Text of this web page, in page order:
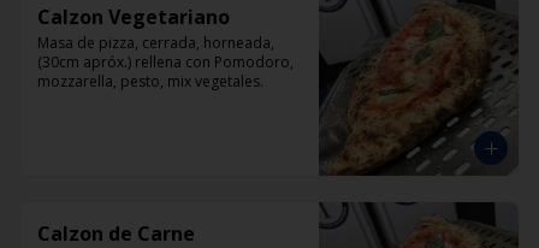
Calzon Vegetariano
Masa de pizza, cerrada, horneada,
(30cm apróx.) rellena con Pomodoro,
mozzarella, pesto, mix vegetales.
Calzon de Carne